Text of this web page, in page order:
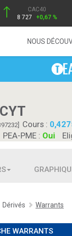
CAC40
8 727
+0,67 %
NOUS
Cours :
PEA-PME : Oui
Dérivés Warrants
WARRANTS